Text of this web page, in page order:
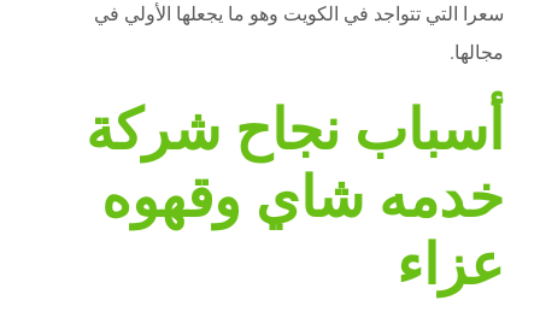
سعرا التي تتواجد في الكويت وهو ما يجعلها الأولي في
مجالها.
أسباب نجاح شركة
خدمه شاي وقهوه
عزاء